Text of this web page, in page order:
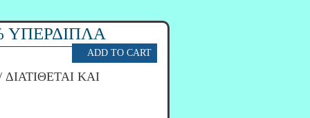
ΥΠΕΡΔΙΠΛΑ
ΔΙΑΤΙΘΕΤΑΙ ΚΑΙ